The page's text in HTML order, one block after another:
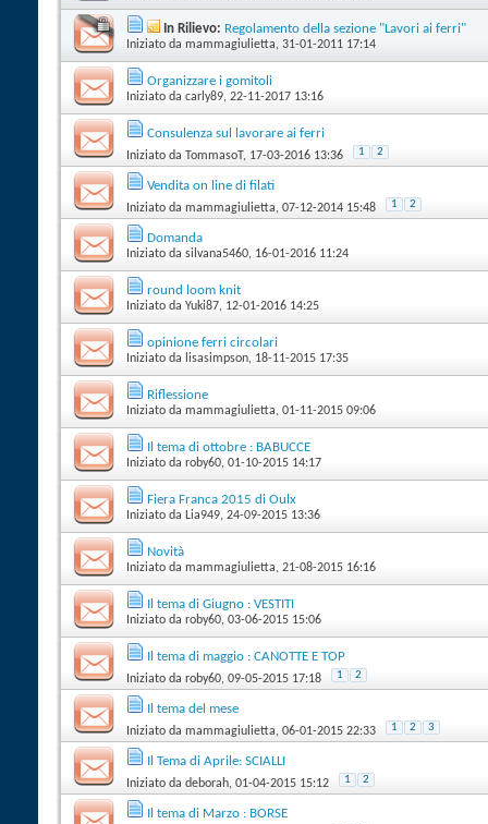
In Rilievo: Regolamento della sezione "Lavori ai ferri"
Iniziato da mammagiulietta‎, 31-01-2011 17:14
Organizzare i gomitoli
Iniziato da carly89‎, 22-11-2017 13:16
Consulenza sul lavorare ai ferri
Iniziato da TommasoT‎, 17-03-2016 13:36 1 2
Vendita on line di filati
Iniziato da mammagiulietta‎, 07-12-2014 15:48 1 2
Domanda
Iniziato da silvana5460‎, 16-01-2016 11:24
round loom knit
Iniziato da Yuki87‎, 12-01-2016 14:25
opinione ferri circolari
Iniziato da lisasimpson‎, 18-11-2015 17:35
Riflessione
Iniziato da mammagiulietta‎, 01-11-2015 09:06
Il tema di ottobre : BABUCCE
Iniziato da roby60‎, 01-10-2015 14:17
Fiera Franca 2015 di Oulx
Iniziato da Lia949‎, 24-09-2015 13:36
Novità
Iniziato da mammagiulietta‎, 21-08-2015 16:16
Il tema di Giugno : VESTITI
Iniziato da roby60‎, 03-06-2015 15:06
Il tema di maggio : CANOTTE E TOP
Iniziato da roby60‎, 09-05-2015 17:18 1 2
Il tema del mese
Iniziato da mammagiulietta‎, 06-01-2015 22:33 1 2 3
Il Tema di Aprile: SCIALLI
Iniziato da deborah‎, 01-04-2015 15:12 1 2
Il tema di Marzo : BORSE